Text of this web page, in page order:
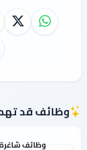
وظائف قد
وظائف شاغرة